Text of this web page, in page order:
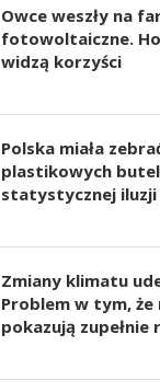
Owce weszły na
fotowoltaiczne.
widzą korzyści
Polska miała
plastikowych
statystycznej iluzji
Zmiany klimatu
Problem w tym, że
pokazują zupełnie